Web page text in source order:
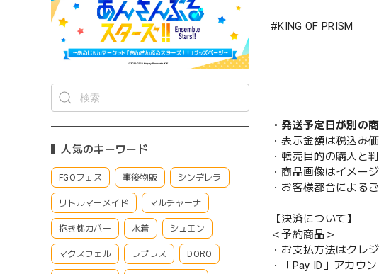
人気のキーワード
FGOフェス 事後物販 シンデレラ
リトルマーメイド マルチャーナ
抱き枕カバー 水着 シュエン
マクスウェル ラプラス DORO
#KING OF PRISM
・発送予定日が別の
・表示金額は税込み価
・転売目的の購入と
・商品画像はイメー
・お客様都合による
【決済について】
＜予約商品＞
・お支払方法はクレ
・「Pay ID」アカウ